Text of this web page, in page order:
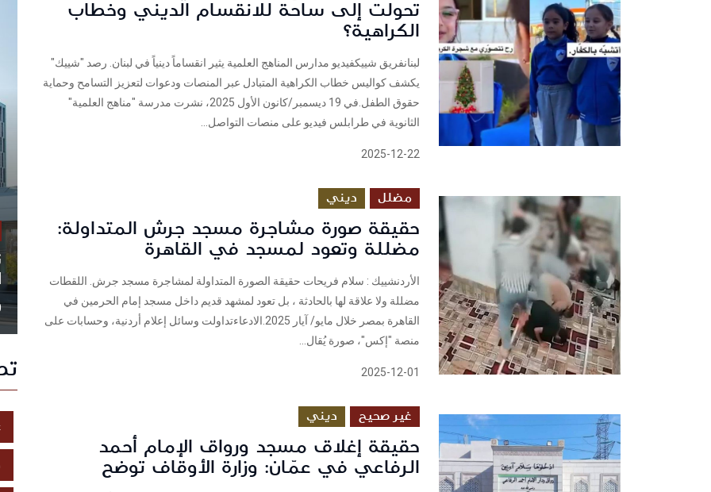
تحولت إلى ساحة للانقسام الديني وخطاب
الكراهية؟
لبنانفريق شييكفيديو مدارس المناهج العلمية يثير انقساماً دينياً في لبنان. رصد "شييك"
يكشف كواليس خطاب الكراهية المتبادل عبر المنصات ودعوات لتعزيز التسامح وحماية
حقوق الطفل.في 19 ديسمبر/كانون الأول 2025، نشرت مدرسة "مناهج العلمية"
الثانوية في طرابلس فيديو على منصات التواصل...
2025-12-22
مضلل ديني
حقيقة صورة مشاجرة مسجد جرش المتداولة:
مضللة وتعود لمسجد في القاهرة
الأردنشييك : سلام فريحات حقيقة الصورة المتداولة لمشاجرة مسجد جرش. اللقطات
مضللة ولا علاقة لها بالحادثة ، بل تعود لمشهد قديم داخل مسجد إمام الحرمين في
القاهرة بمصر خلال مايو/ آيار 2025.الادعاءتداولت وسائل إعلام أردنية، وحسابات على
منصة "إكس"، صورة يُقال...
2025-12-01
غير صحيح ديني
حقيقة إغلاق مسجد ورواق الإمام أحمد
الرفاعي في عمّان: وزارة الأوقاف توضح